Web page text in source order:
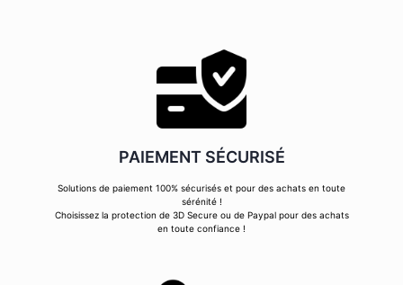
PAIEMENT SÉCURISÉ
Solutions de paiement 100% sécurisés et pour des achats en toute
sérénité !
Choisissez la protection de 3D Secure ou de Paypal pour des achats
en toute confiance !